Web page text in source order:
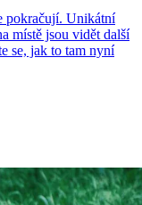
pokračují. Unikátní
místě jsou vidět další
se, jak to tam nyní